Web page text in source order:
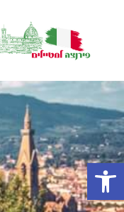
פתח סרגל נגישות